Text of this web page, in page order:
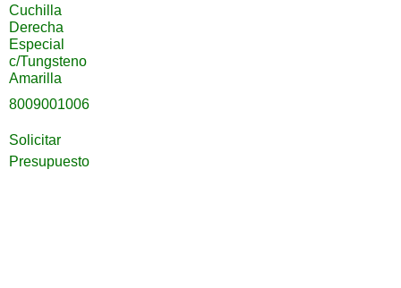
Cuchilla
Derecha
Especial
c/Tungsteno
Amarilla
8009001006
Solicitar
Presupuesto